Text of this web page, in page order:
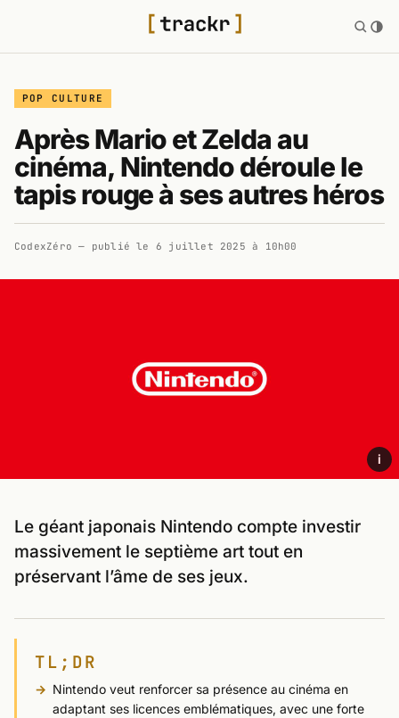
POP CULTURE
Après Mario et Zelda au
cinéma, Nintendo déroule le
tapis rouge à ses autres héros
CodexZéro — publié le 6 juillet 2025 à 10h00
i
Le géant japonais Nintendo compte investir
massivement le septième art tout en
préservant l’âme de ses jeux.
TL;DR
Nintendo veut renforcer sa présence au cinéma en
adaptant ses licences emblématiques, avec une forte